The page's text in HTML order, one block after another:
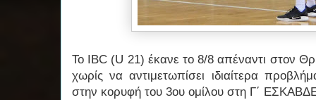
Το IBC (U 21) έκανε το 8/8 απέναντι στον
χωρίς να αντιμετωπίσει ιδιαίτερα
στην κορυφή του 3ου ομίλου στη Γ΄